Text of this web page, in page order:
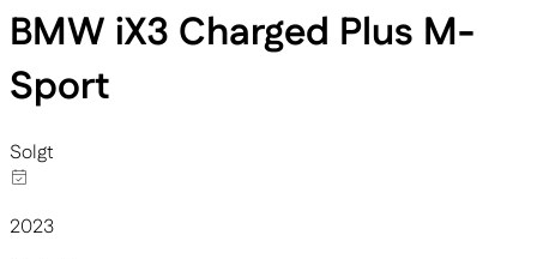
BMW iX3 Charged Plus M-
Sport
Solgt
2023